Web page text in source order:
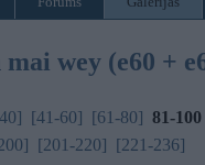
wey (e60 +
[41-60] [61-80] 81-100
[201-220] [221-236]